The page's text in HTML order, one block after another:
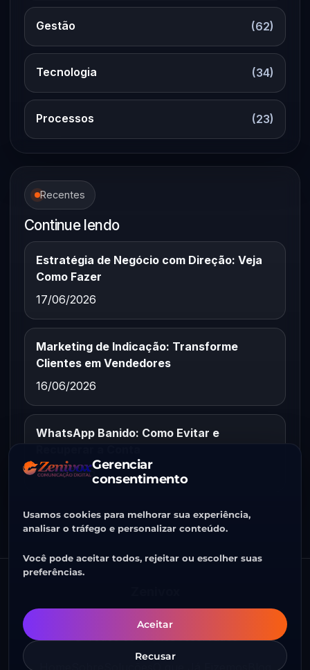
Gerenciar
consentimento
Usamos cookies para melhorar sua experiência,
analisar o tráfego e personalizar conteúdo.
Você pode aceitar todos, rejeitar ou escolher suas
preferências.
Aceitar
Recusar
Gestão (62)
Tecnologia (34)
Processos (23)
Recentes
Continue lendo
Estratégia de Negócio com Direção: Veja
Como Fazer
17/06/2026
Marketing de Indicação: Transforme
Clientes em Vendedores
16/06/2026
WhatsApp Banido: Como Evitar e
15/06/2026